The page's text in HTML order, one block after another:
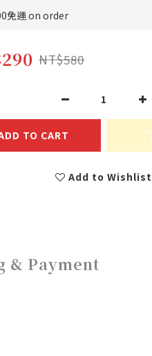
免運 on order
NT$580
TO CART
Add to Wishlist
& Payment